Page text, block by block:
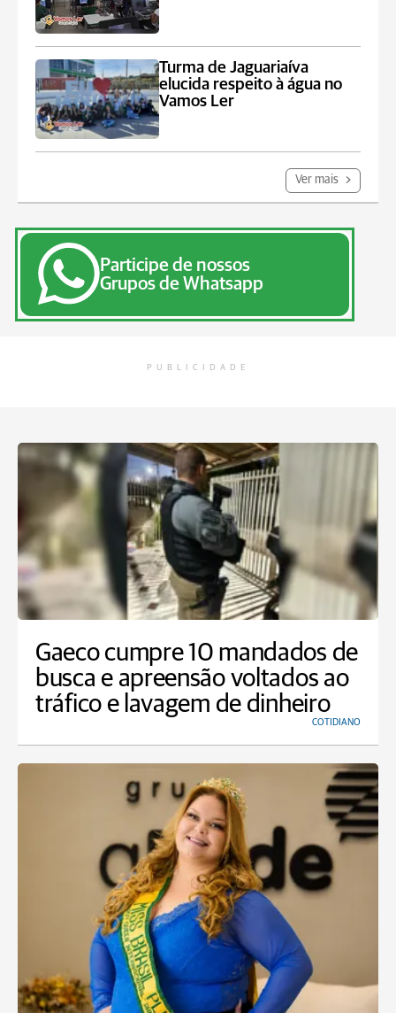
Turma de Jaguariaíva
elucida respeito à água no
Vamos Ler
Ver mais
Participe de nossos
Grupos de Whatsapp
PUBLICIDADE
Gaeco cumpre 10 mandados de
busca e apreensão voltados ao
tráfico e lavagem de dinheiro
COTIDIANO